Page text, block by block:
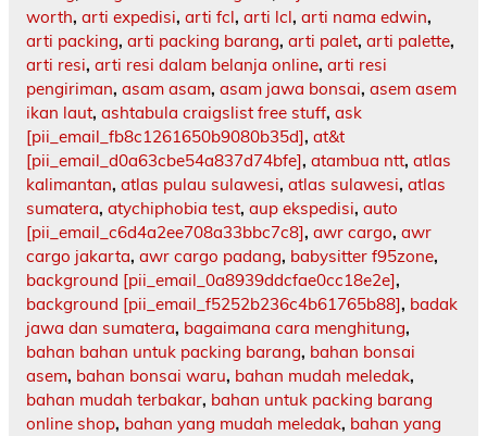
worth, arti expedisi, arti fcl, arti lcl, arti nama edwin,
arti packing, arti packing barang, arti palet, arti palette,
arti resi, arti resi dalam belanja online, arti resi
pengiriman, asam asam, asam jawa bonsai, asem asem
ikan laut, ashtabula craigslist free stuff, ask
[pii_email_fb8c1261650b9080b35d], at&t
[pii_email_d0a63cbe54a837d74bfe], atambua ntt, atlas
kalimantan, atlas pulau sulawesi, atlas sulawesi, atlas
sumatera, atychiphobia test, aup ekspedisi, auto
[pii_email_c6d4a2ee708a33bbc7c8], awr cargo, awr
cargo jakarta, awr cargo padang, babysitter f95zone,
background [pii_email_0a8939ddcfae0cc18e2e],
background [pii_email_f5252b236c4b61765b88], badak
jawa dan sumatera, bagaimana cara menghitung,
bahan bahan untuk packing barang, bahan bonsai
asem, bahan bonsai waru, bahan mudah meledak,
bahan mudah terbakar, bahan untuk packing barang
online shop, bahan yang mudah meledak, bahan yang